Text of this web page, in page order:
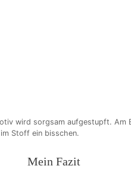
wird sorgsam aufgestupft. Am
Stoff ein bisschen.
Mein Fazit